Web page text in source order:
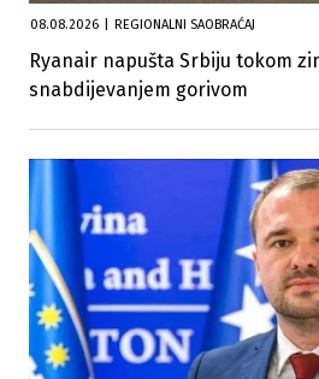
08.08.2026 REGIONALNI SAOBRAĆAJ
Ryanair napušta Srbiju tokom
snabdijevanjem gorivom